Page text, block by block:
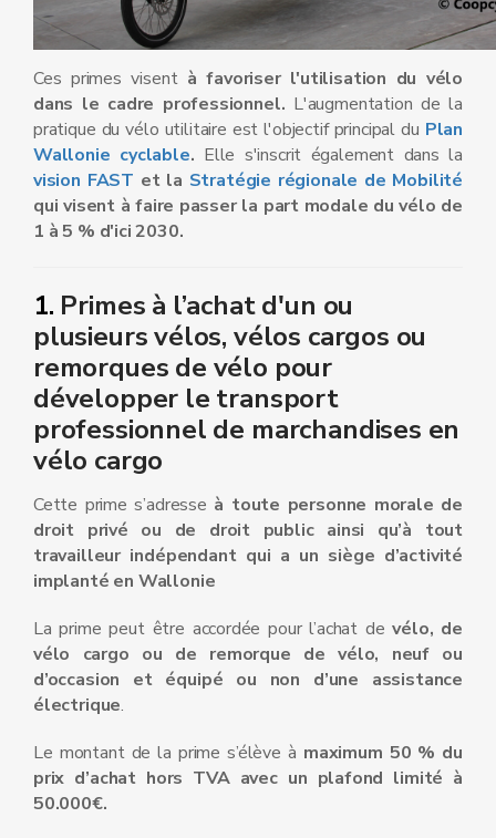
Ces primes visent à favoriser l'utilisation du vélo
dans le cadre professionnel. L'augmentation de la
pratique du vélo utilitaire est l'objectif principal du Plan
Wallonie cyclable. Elle s'inscrit également dans la
vision FAST et la Stratégie régionale de Mobilité
qui visent à faire passer la part modale du vélo de
1 à 5 % d'ici 2030.
1. Primes à l’achat d'un ou
plusieurs vélos, vélos cargos ou
remorques de vélo pour
développer le transport
professionnel de marchandises en
vélo cargo
Cette prime s’adresse à toute personne morale de
droit privé ou de droit public ainsi qu’à tout
travailleur indépendant qui a un siège d’activité
implanté en Wallonie
La prime peut être accordée pour l’achat devélo, de
vélo cargo ou de remorque de vélo, neuf ou
d’occasion et équipé ou non d’une assistance
électrique.
Le montant de la prime s’élève à maximum 50 % du
prix d’achat hors TVA avec un plafond limité à
50.000€.